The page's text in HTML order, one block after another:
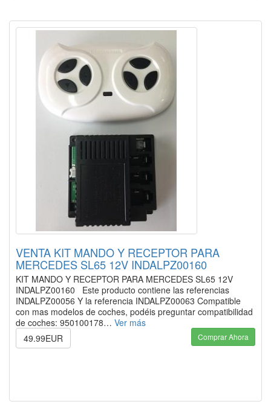
VENTA KIT MANDO Y RECEPTOR PARA
MERCEDES SL65 12V INDALPZ00160
KIT MANDO Y RECEPTOR PARA MERCEDES SL65 12V
INDALPZ00160 Este producto contiene las referencias
INDALPZ00056 Y la referencia INDALPZ00063 Compatible
con mas modelos de coches, podéis preguntar compatibilidad
de coches: 950100178… Ver más
49.99EUR
Comprar Ahora